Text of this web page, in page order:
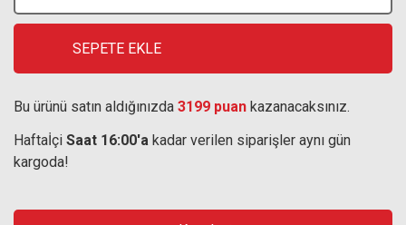
SEPETE EKLE
Bu ürünü satın aldığınızda 3199 puan kazanacaksınız.
Haftaİçi Saat 16:00'a kadar verilen siparişler aynı gün
kargoda!